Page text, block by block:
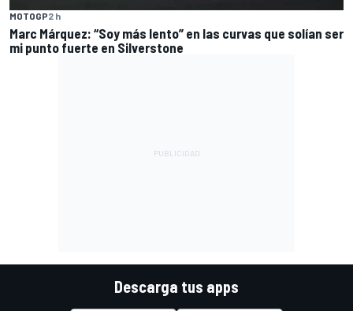
MOTOGP2 h
Marc Márquez: “Soy más lento” en las curvas que solían ser
mi punto fuerte en Silverstone
Descarga tus apps